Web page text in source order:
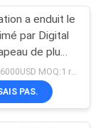
a enduit le
par Digital
de plume
M le
21000USD-26000USD MOQ:1 rouleau
PAS.